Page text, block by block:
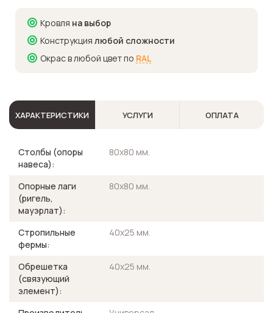
Кровля на выбор
Конструкция любой сложности
Окрас в любой цвет по RAL
ХАРАКТЕРИСТИКИ УСЛУГИ ОПЛАТА
Столбы (опоры
навеса):
80х80 мм.
Опорные лаги
(ригель,
мауэрлат):
80х80 мм.
Стропильные
фермы:
40х25 мм.
Обрешетка
(связующий
элемент):
40х25 мм.